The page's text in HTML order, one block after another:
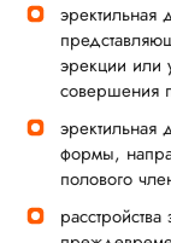
эректильная
эрекции или
совершения
формы,
полового